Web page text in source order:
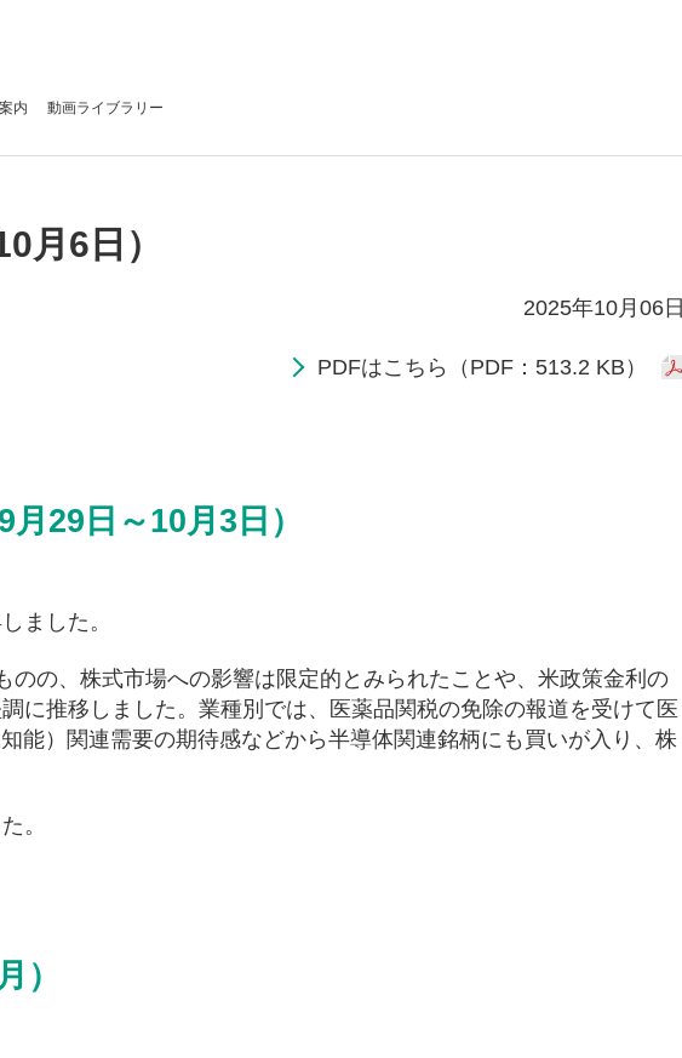
内 動画ライブラリー
月6日）
2025年10月06日
PDFはこちら（PDF：513.2 KB）
29日～10月3日）
ました。
のの、株式市場への影響は限定的とみられたことや、米政策金利の
に推移しました。業種別では、医薬品関税の免除の報道を受けて医
能）関連需要の期待感などから半導体関連銘柄にも買いが入り、株
。
）